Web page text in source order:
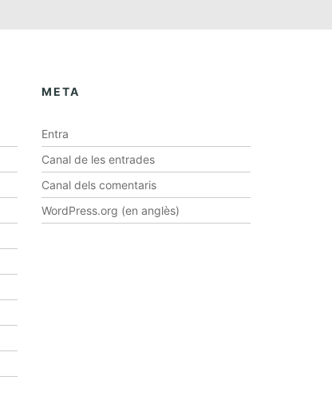
META
Entra
Canal de les entrades
Canal dels comentaris
WordPress.org (en anglès)